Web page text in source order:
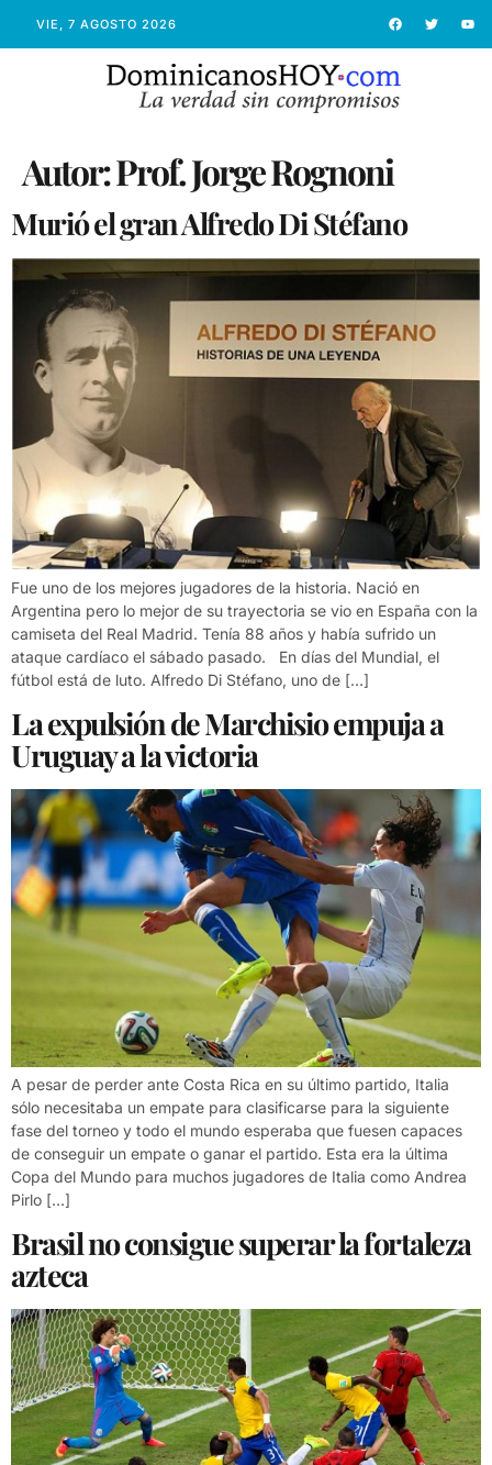
VIE, 7 AGOSTO 2026
Autor:Prof. Jorge Rognoni
Murió el gran Alfredo Di Stéfano
Fue uno de los mejores jugadores de la historia. Nació en
Argentina pero lo mejor de su trayectoria se vio en España con la
camiseta del Real Madrid. Tenía 88 años y había sufrido un
ataque cardíaco el sábado pasado. En días del Mundial, el
fútbol está de luto. Alfredo Di Stéfano, uno de […]
La expulsión de Marchisio empuja a
Uruguay a la victoria
A pesar de perder ante Costa Rica en su último partido, Italia
sólo necesitaba un empate para clasificarse para la siguiente
fase del torneo y todo el mundo esperaba que fuesen capaces
de conseguir un empate o ganar el partido. Esta era la última
Copa del Mundo para muchos jugadores de Italia como Andrea
Pirlo […]
Brasil no consigue superar la fortaleza
azteca